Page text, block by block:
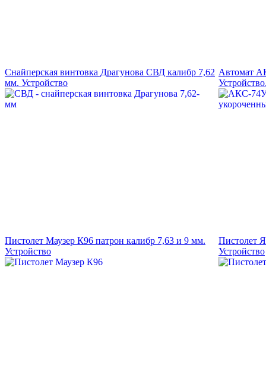
Снайперская винтовка Драгунова СВД калибр 7,62
мм. Устройство
Автомат
Пистолет Маузер К96 патрон калибр 7,63 и 9 мм.
Устройство
Пистолет
Устройство